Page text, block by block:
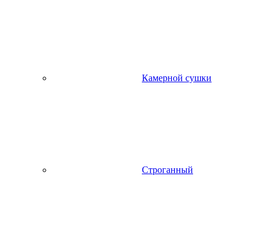
Камерной сушки
Строганный